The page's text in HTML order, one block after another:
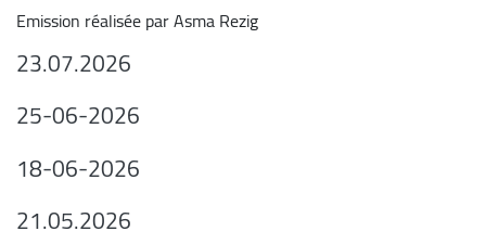
Emission réalisée par Asma Rezig
23.07.2026
25-06-2026
18-06-2026
21.05.2026